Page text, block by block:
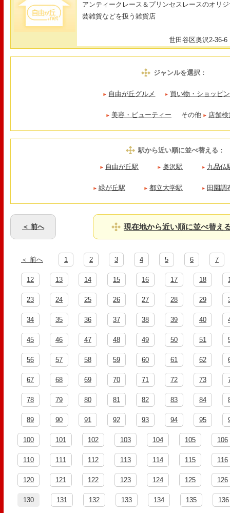
アンティークレース＆プリンセスレースのオリ
芸雑貨などを扱う雑貨店
世田谷区奥沢2-36-6
ジャンルを選択：
自由が丘グルメ 買い物・ショッピ
美容・ビューティー その他 店舗
駅から近い順に並べ替える ：
自由が丘駅 奥沢駅 九品仏
緑が丘駅 都立大学駅 田園調
＜ 前へ 現在地から近い順に並べ替え
＜ 前へ 1 2 3 4 5 6 7
12 13 14 15 16 17 18
23 24 25 26 27 28 29
34 35 36 37 38 39 40
45 46 47 48 49 50 51
56 57 58 59 60 61 62
67 68 69 70 71 72 73
78 79 80 81 82 83 84
89 90 91 92 93 94 95
100 101 102 103 104 105 106
110 111 112 113 114 115 116
120 121 122 123 124 125 126
130 131 132 133 134 135 136